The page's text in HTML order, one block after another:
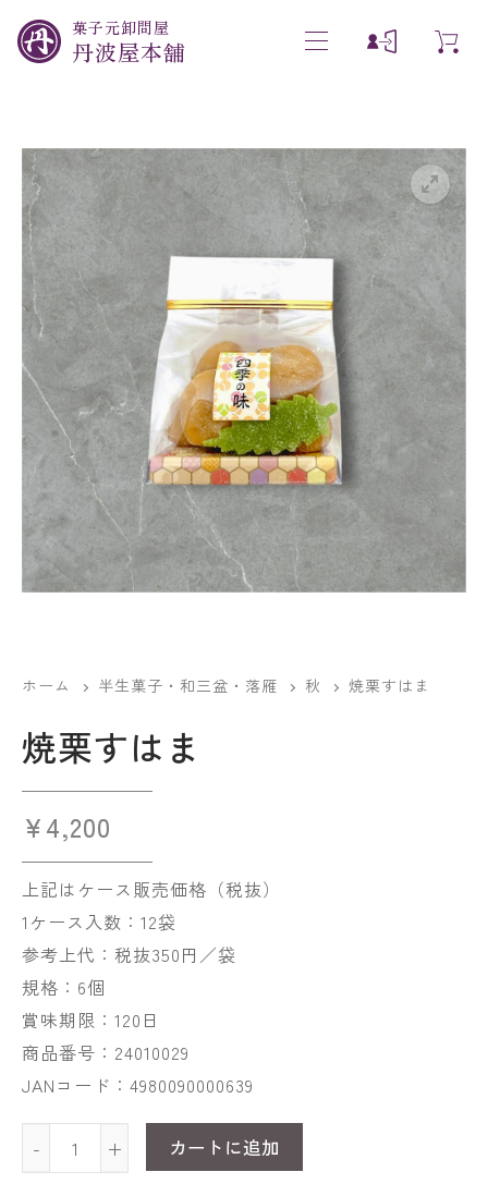
菓子元卸問屋
丹波屋本舗
ホーム 半生菓子・和三盆・落雁 秋 焼栗すはま
焼栗すはま
¥4,200
上記はケース販売価格（税抜）
1ケース入数：12袋
参考上代：税抜350円／袋
規格：6個
賞味期限：120日
商品番号：24010029
JANコード：4980090000639
- + カートに追加